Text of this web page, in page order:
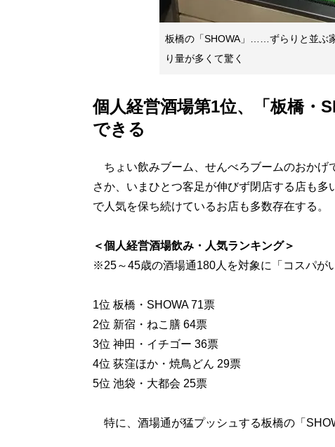
板橋の「SHOWA」……ずらりと並ぶ
り量が多くて驚く
個人経営酒場第1位、「板橋・
できる
ちょい飲みブーム、せんべろブームのおかげ
さか、いまひとつ客足が伸びず閉店する店も
で人気を保ち続けているお店も多数存在する。
＜個人経営酒場飲み・人気ランキング＞
※25～45歳の酒場通180人を対象に「コスパが
1位 板橋・SHOWA 71票
2位 新宿・ねこ膳 64票
3位 神田・イチゴー 36票
4位 荻窪ほか・焼鳥どん 29票
5位 池袋・大都会 25票
特に、酒場通が猛プッシュする板橋の「